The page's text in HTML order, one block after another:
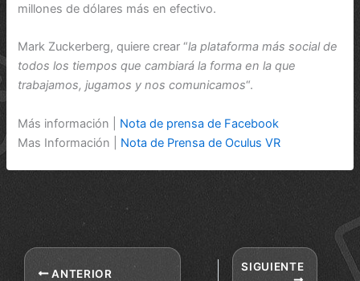
millones de dólares más en efectivo.
Mark Zuckerberg, quiere crear “la plataforma más social de
todos los tiempos que cambiará la forma en la que
trabajamos, jugamos y nos comunicamos“.
Más información | Nota de prensa de Facebook
Mas Información | Nota de Prensa de Oculus VR
ANTERIOR
SIGUIENTE